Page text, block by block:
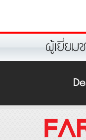
ผู้เยี่ยม